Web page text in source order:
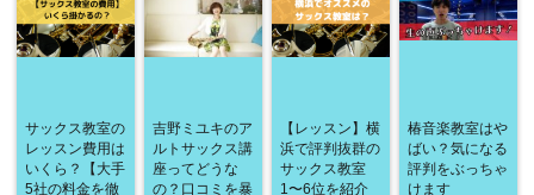
サックス教室の
レッスン費用は
いくら？【大手
5社の料金を徹
吉野ミユキのア
ルトサックス講
座ってどうな
の？口コミを暴
【レッスン】横
浜で評判抜群の
サックス教室
1〜6位を紹介
椿音楽教室はや
ばい？気になる
評判をぶっちゃ
けます